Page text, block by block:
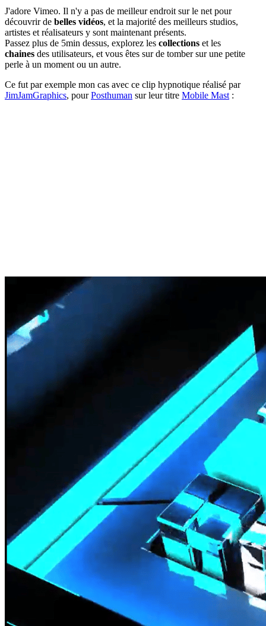
J'adore Vimeo. Il n'y a pas de meilleur endroit sur le net pour
découvrir de belles vidéos, et la majorité des meilleurs studios,
artistes et réalisateurs y sont maintenant présents.
Passez plus de 5min dessus, explorez les collections et les
chaines des utilisateurs, et vous êtes sur de tomber sur une petite
perle à un moment ou un autre.
Ce fut par exemple mon cas avec ce clip hypnotique réalisé par
JimJamGraphics, pourPosthuman sur leur titre Mobile Mast :